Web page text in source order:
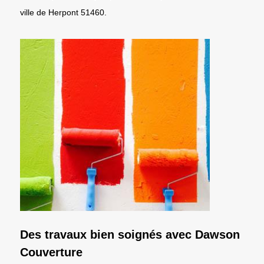
ville de Herpont 51460.
Des travaux bien soignés avec Dawson
Couverture